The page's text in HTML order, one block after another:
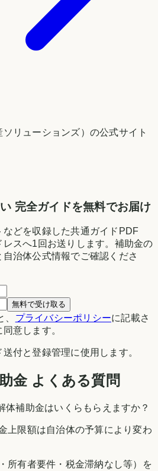
リューションズ）の公式サイト
完全ガイドを無料でお届け
どを収録した共通ガイドPDF
スへ1回お送りします。補助金の
治体公式情報でご確認くださ
無料で受け取る
プライバシーポリシーに記載さ
意します。
付と登録管理に使用します。
金 よくある質問
体補助金はいくらもらえますか？
上限額は自治体の予算により変わ
所有者要件・税金滞納なし等）を